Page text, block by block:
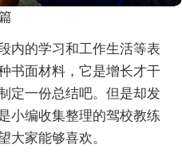
内的学习和工作生活等表
书面材料，它是增长才干
定一份总结吧。但是却发
小编收集整理的驾校教练
大家能够喜欢。